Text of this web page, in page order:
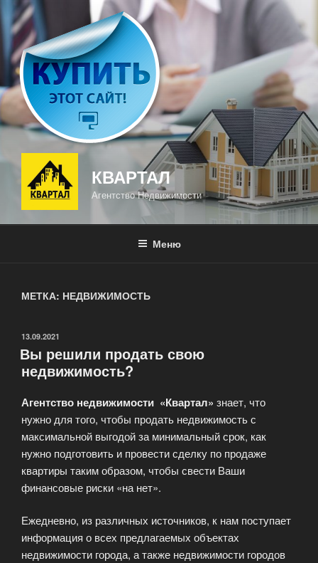
Перейти
содержимому
КВАРТАЛ
Агентство Недвижимости
Меню
МЕТКА: НЕДВИЖИМОСТЬ
ОПУБЛИКОВАНО
13.09.2021
Вы решили продать свою
недвижимость?
Агентство недвижимости «Квартал» знает, что
нужно для того, чтобы продать недвижимость с
максимальной выгодой за минимальный срок, как
нужно подготовить и провести сделку по продаже
квартиры таким образом, чтобы свести Ваши
финансовые риски «на нет».
Ежедневно, из различных источников, к нам поступает
информация о всех предлагаемых объектах
недвижимости города, а также недвижимости городов